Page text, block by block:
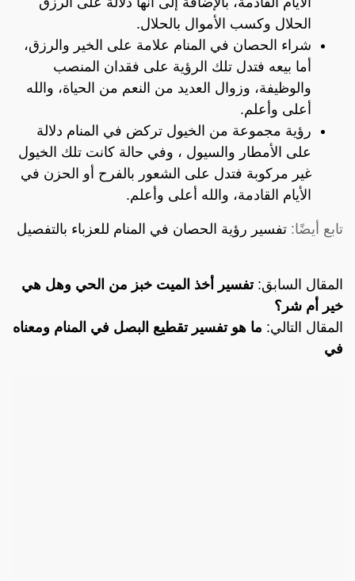
الحلال وكسب الأموال بالحلال.
شراء الحصان في المنام علامة على الخير والرزق،
أما بيعه فتدل تلك الرؤية على فقدان المنصب
والوظيفة، وزوال العديد من النعم من الحياة، والله
أعلى وأعلم.
رؤية مجموعة من الخيول تركض في المنام دلالة
على الأمطار والسيول ، وفي حالة كانت تلك الخيول
غير مركوبة فتدل على الشعور بالفرح أو الحزن في
الأيام القادمة، والله أعلى وأعلم.
تابع أيضًا: تفسير رؤية الحصان في المنام للعزباء بالتفصيل
المقال السابق:تفسير أخذ الميت خبز من الحي وهل هي
خير أم شر؟
المقال التالي: ما هو تفسير تقطيع البصل في المنام ومعناه
في